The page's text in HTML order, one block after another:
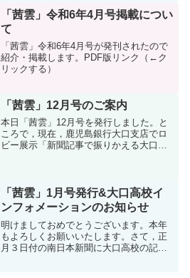
討しています。来年は何と...
「茜雲」令和6年4月号掲載につい
て
「茜雲」令和6年4月号が発刊されたので
紹介・掲載します。PDF版リンク（←ク
リックする）
「茜雲」12月号のご案内
本日「茜雲」12月号を発行しました。と
ころで，現在，鹿児島銀行大口支店でロ
ビー展示「新聞記事で振りかえる大口高
細かい指導を行っており...
「茜雲」1月号発行&大口高校イ
ンフォメーションのお知らせ
明けましておめでとうございます。本年
もよろしくお願いいたします。さて，正
月３日付の南日本新聞に大口高校の記念